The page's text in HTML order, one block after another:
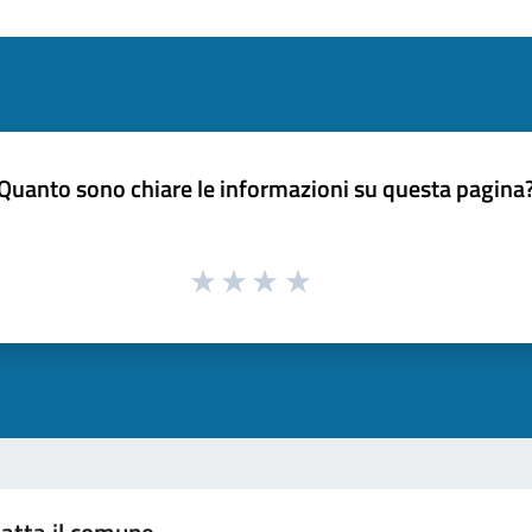
sono chiare le informazioni su questa